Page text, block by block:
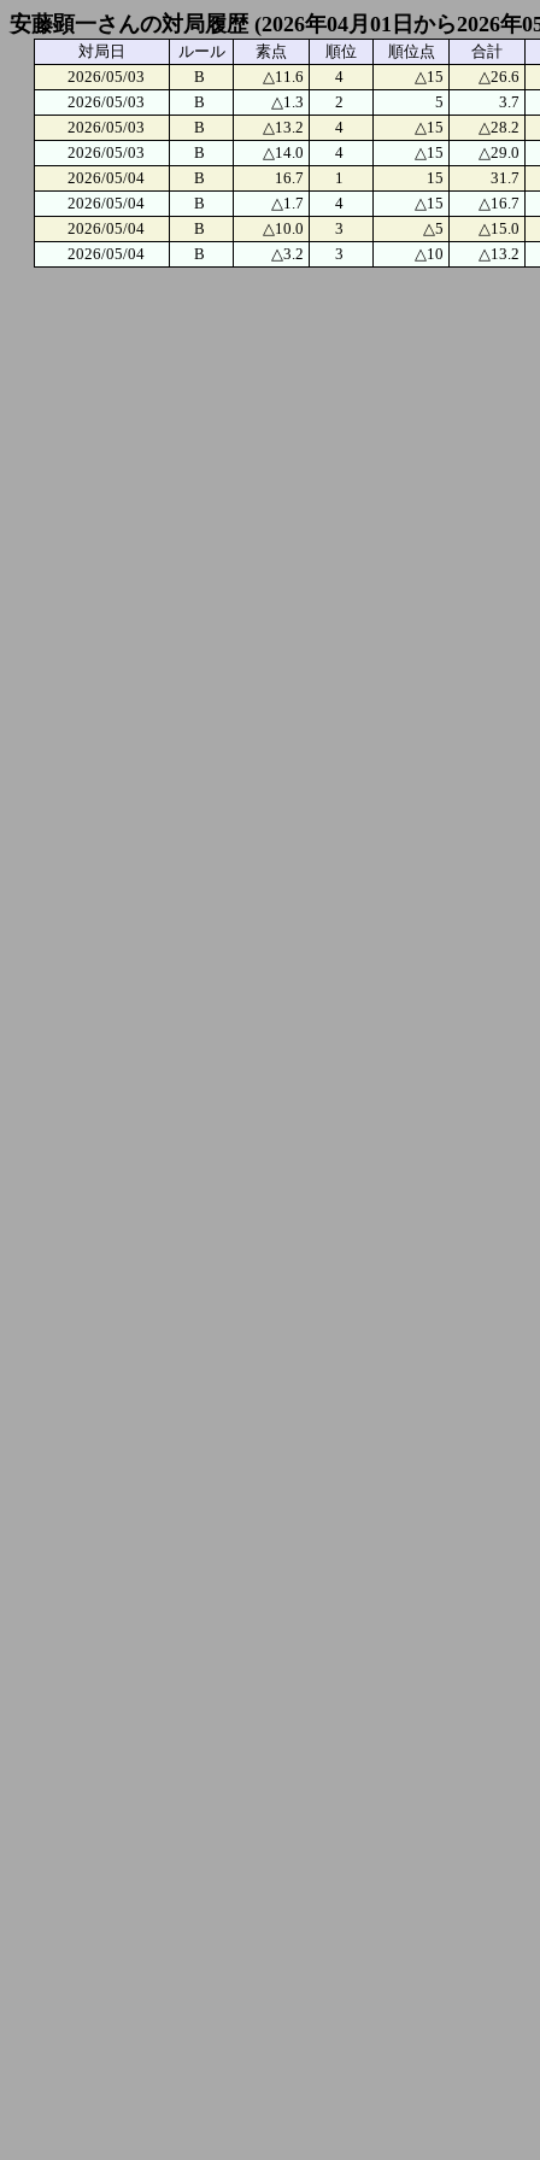
安藤顕一さんの対局履歴 (2026年04月01日から2026年
対局日 ルール 素点 順位 順位点
合計
2026/05/03
B △11.6 4 △15
△26.6
2026/05/03
B △1.3 2 5
3.7
2026/05/03
B △13.2 4 △15
△28.2
2026/05/03
B △14.0 4 △15
△29.0
2026/05/04
B 16.7 1 15
31.7
2026/05/04
B △1.7 4 △15
△16.7
2026/05/04
B △10.0 3 △5
△15.0
2026/05/04
B △3.2 3 △10 △13.2